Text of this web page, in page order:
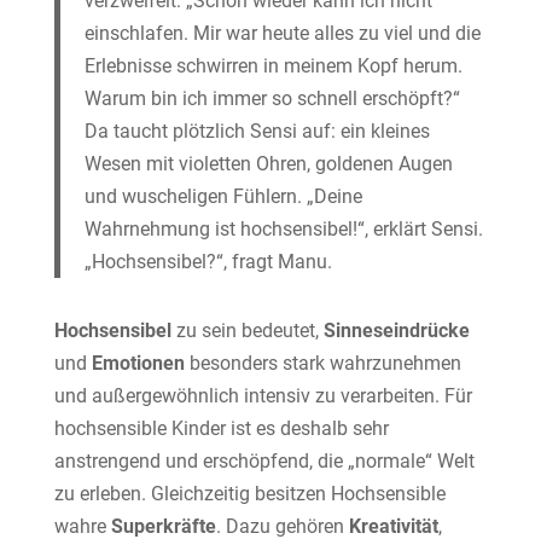
einschlafen. Mir war heute alles zu viel und die
Erlebnisse schwirren in meinem Kopf herum.
Warum bin ich immer so schnell erschöpft?“
Da taucht plötzlich Sensi auf: ein kleines
Wesen mit violetten Ohren, goldenen Augen
und wuscheligen Fühlern. „Deine
Wahrnehmung ist hochsensibel!“, erklärt Sensi.
„Hochsensibel?“, fragt Manu.
Hochsensibelzu sein bedeutet, Sinneseindrücke
und Emotionen besonders stark wahrzunehmen
und außergewöhnlich intensiv zu verarbeiten. Für
hochsensible Kinder ist es deshalb sehr
anstrengend und erschöpfend, die „normale“ Welt
zu erleben. Gleichzeitig besitzen Hochsensible
wahre Superkräfte. Dazu gehören Kreativität,